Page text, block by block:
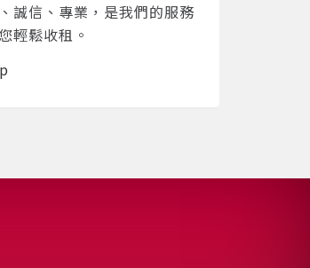
誠信、專業，是我們的服務
輕鬆收租。